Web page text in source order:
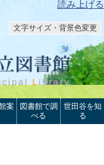
読み上げる
文字サイズ・背景色変更
案
図書館で調
べる
世田谷を知
る